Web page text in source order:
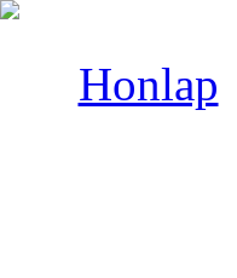
Honlap